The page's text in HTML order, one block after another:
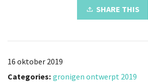
SHARE THIS
16 oktober 2019
Categories: gronigen ontwerpt 2019